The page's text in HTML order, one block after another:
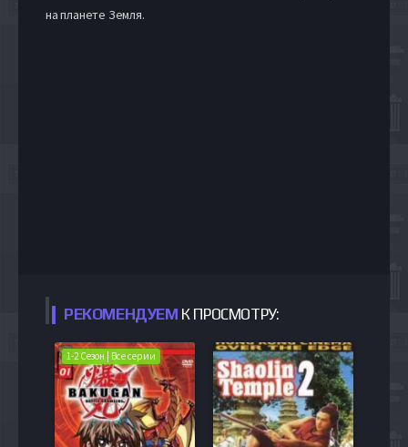
на планете Земля.
РЕКОМЕНДУЕМ К ПРОСМОТРУ:
1-2 Сезон | Все серии